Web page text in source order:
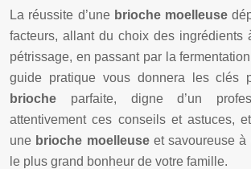
La réussite d’une brioche moelleuse
facteurs, allant du choix des ingrédients
pétrissage, en passant par la
guide pratique vous donnera les clés
brioche parfaite, digne d’un
attentivement ces conseils et astuces,
une brioche moelleuse et savoureuse
le plus grand bonheur de votre famille.